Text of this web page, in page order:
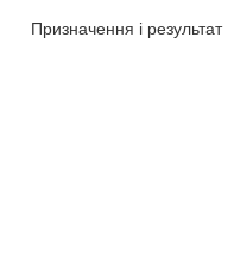
Призначення і результат